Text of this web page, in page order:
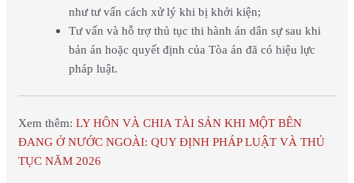
như tư vấn cách xử lý khi bị khởi kiện;
Tư vấn và hỗ trợ thủ tục thi hành án dân sự sau khi
bản án hoặc quyết định của Tòa án đã có hiệu lực
pháp luật.
Xem thêm: LY HÔN VÀ CHIA TÀI SẢN KHI MỘT BÊN
ĐANG Ở NƯỚC NGOÀI: QUY ĐỊNH PHÁP LUẬT VÀ THỦ
TỤC NĂM 2026